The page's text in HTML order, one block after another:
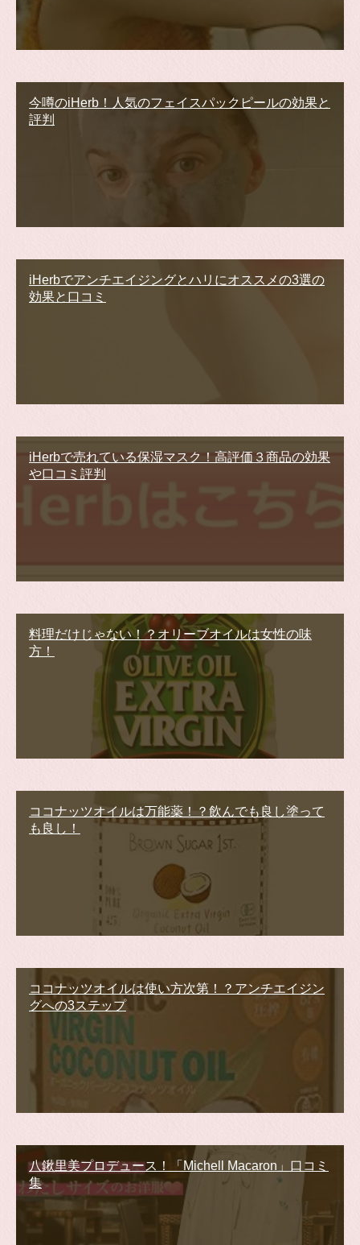
今噂のiHerb！人気のフェイスパックピールの効果と
評判
iHerbでアンチエイジングとハリにオススメの3選の
効果と口コミ
iHerbで売れている保湿マスク！高評価３商品の効果
や口コミ評判
料理だけじゃない！？オリーブオイルは女性の味
方！
ココナッツオイルは万能薬！？飲んでも良し塗って
も良し！
ココナッツオイルは使い方次第！？アンチエイジン
グへの3ステップ
八鍬里美プロデュース！「Michell Macaron」口コミ
集